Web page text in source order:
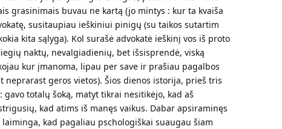
grasinimais buvau ne kartą (jo mintys : kur ta kvaiša
susitaupiau ieškiniui pinigų (su taikos sutartim
kita sąlyga). Kol surašė advokatė ieškinį vos iš proto
naktų, nevalgiadienių, bet išsisprendė, viską
kur įmanoma, lipau per save ir prašiau pagalbos
geros vietos). Šios dienos istorija, prieš tris
totalų šoką, matyt tikrai nesitikėjo, kad aš
kad atims iš manęs vaikus. Dabar apsiraminęs
kad pagaliau pschologiškai suaugau šiam